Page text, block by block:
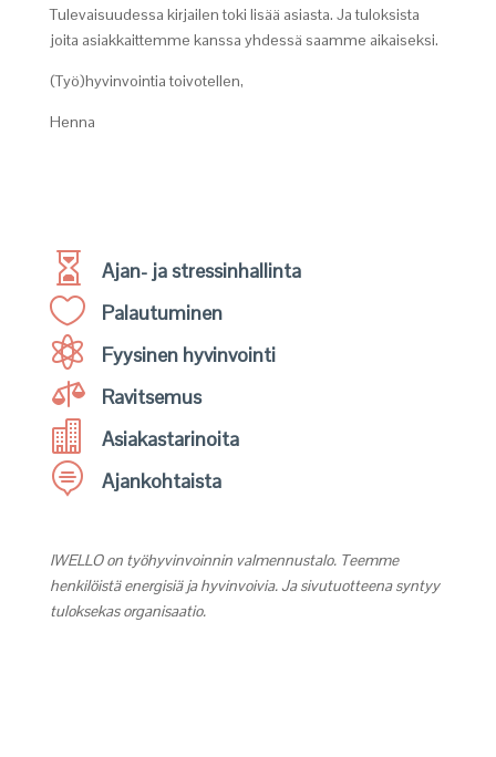
Tulevaisuudessa kirjailen toki lisää asiasta. Ja tuloksista
joita asiakkaittemme kanssa yhdessä saamme aikaiseksi.
(Työ)hyvinvointia toivotellen,
Henna
 Ajan- ja stressinhallinta
 Palautuminen
 Fyysinen hyvinvointi
 Ravitsemus
 Asiakastarinoita
 Ajankohtaista
IWELLO on työhyvinvoinnin valmennustalo. Teemme
henkilöistä energisiä ja hyvinvoivia. Ja sivutuotteena syntyy
tuloksekas organisaatio.